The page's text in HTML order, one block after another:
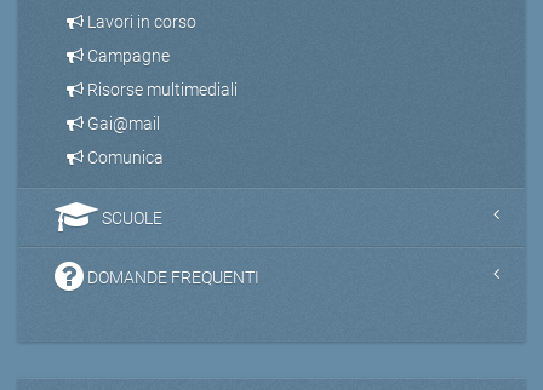
Lavori in corso
Campagne
Risorse multimediali
Gai@mail
Comunica
SCUOLE
DOMANDE FREQUENTI